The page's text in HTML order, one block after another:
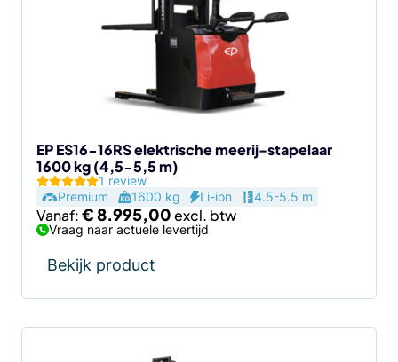
EP ES16-16RS elektrische meerij-stapelaar
1600 kg (4,5-5,5 m)
1 review
Premium
1600 kg Li-ion 4.5-5.5 m
Vanaf:€8.995,00
Vraag naar actuele levertijd
Bekijk product
de
productpagina